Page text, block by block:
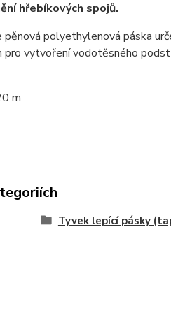
hřebíkových spojů.
pěnová polyethylenová páska
pro vytvoření vodotěsného
m
Tyvek lepící pásky